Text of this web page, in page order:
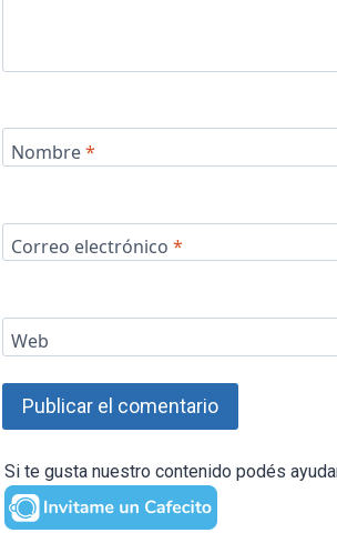
Nombre*
Correo electrónico *
Web
Si te gusta nuestro contenido podés